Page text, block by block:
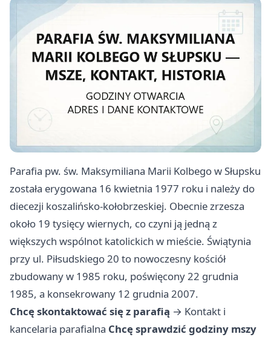
Parafia pw. św. Maksymiliana Marii Kolbego w Słupsku
została erygowana 16 kwietnia 1977 roku i należy do
diecezji koszalińsko-kołobrzeskiej. Obecnie zrzesza
około 19 tysięcy wiernych, co czyni ją jedną z
większych wspólnot katolickich w mieście. Świątynia
przy ul. Piłsudskiego 20 to nowoczesny kościół
zbudowany w 1985 roku, poświęcony 22 grudnia
1985, a konsekrowany 12 grudnia 2007.
Chcę skontaktować się z parafią → Kontakt i
kancelaria parafialna Chcę sprawdzić godziny mszy